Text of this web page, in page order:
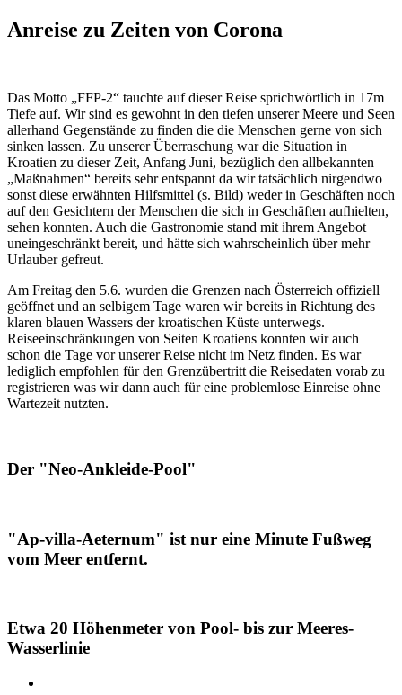
Anreise zu Zeiten von Corona
Das Motto „FFP-2“ tauchte auf dieser Reise sprichwörtlich in 17m
Tiefe auf. Wir sind es gewohnt in den tiefen unserer Meere und Seen
allerhand Gegenstände zu finden die die Menschen gerne von sich
sinken lassen. Zu unserer Überraschung war die Situation in
Kroatien zu dieser Zeit, Anfang Juni, bezüglich den allbekannten
„Maßnahmen“ bereits sehr entspannt da wir tatsächlich nirgendwo
sonst diese erwähnten Hilfsmittel (s. Bild) weder in Geschäften noch
auf den Gesichtern der Menschen die sich in Geschäften aufhielten,
sehen konnten. Auch die Gastronomie stand mit ihrem Angebot
uneingeschränkt bereit, und hätte sich wahrscheinlich über mehr
Urlauber gefreut.
Am Freitag den 5.6. wurden die Grenzen nach Österreich offiziell
geöffnet und an selbigem Tage waren wir bereits in Richtung des
klaren blauen Wassers der kroatischen Küste unterwegs.
Reiseeinschränkungen von Seiten Kroatiens konnten wir auch
schon die Tage vor unserer Reise nicht im Netz finden. Es war
lediglich empfohlen für den Grenzübertritt die Reisedaten vorab zu
registrieren was wir dann auch für eine problemlose Einreise ohne
Wartezeit nutzten.
Der "Neo-Ankleide-Pool"
"Ap-villa-Aeternum" ist nur eine Minute Fußweg
vom Meer entfernt.
Etwa 20 Höhenmeter von Pool- bis zur Meeres-
Wasserlinie